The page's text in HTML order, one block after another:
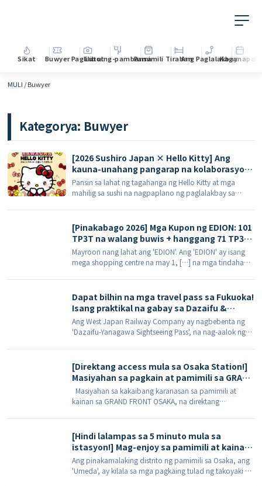
Sikat BuwyerPaglilibot
Lutuing-pambansa
Pamimili TirahanAng PaglalakbayKaganapan
MULI /Buwyer
Kategorya: Buwyer
[2026 Sushiro Japan × Hello Kitty] Ang
kauna-unahang pangarap na kolaborasyon!
Mga keyring na edisyong limitado, mga
diskwento voucher na 5%, at isang
restawran
Pansin sa lahat ng tagahanga ng Hello Kitty at mga
mahilig sa sushi na nagpaplano ng paglalakbay sa
init ng 2026! Isang Hapones na kadena ng […]
[Pinakabago 2026] Mga Kupon ng EDION: 101
TP3T na walang buwis + hanggang 71 TP3T
na diskwento! Balido sa 81 na tindahan na
walang buwis sa buong bansa – ang iyong
kagamitan at produktong pampaganda.
Mayroon nang lahat ang 'EDION'. Ang 'EDION' ay isang
mega shopping centre na may 1, […] na mga tindahan
Dapat bilhin na mga travel pass sa Fukuoka!
Isang praktikal na gabay sa Dazaifu &
Yanagawa Pass: tampok ang mga
paglalayag sa bangka, mga panghimagas
sa pagpasok (edisyong na-update noong
2026)
Ang West Japan Railway Company ay nagbebenta ng
'Dazaifu-Yanagawa Sightseeing Pass', na nag-aalok ng
ng Dazaifu at Yanagawa sa Fukuoka. Sa pas na ito, […]
[Direktang access mula sa Osaka Station!]
Masiyahan sa pagkain at pamimili sa GRAND
FRONT OSAKA
Masiyahan sa kakaibang karanasan sa pamimili at
kainan sa GRAND FRONT OSAKA, na direktang
[Hindi lalampas sa 5 minuto mula sa
istasyon!] Mag-enjoy sa pamimili at kainan
sa HEP FIVE at Hankyu Sanbangai
Ang pinakamalaking distrito ng pamimili sa Osaka, ang
'Umeda', ay kilala sa mga pagkaing tulad ng takoyaki at